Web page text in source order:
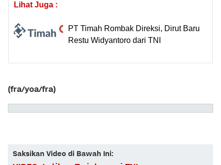
Lihat Juga :
PT Timah Rombak Direksi, Dirut Baru
Restu Widyantoro dari TNI
(fra/yoa/fra)
Saksikan Video di Bawah Ini: